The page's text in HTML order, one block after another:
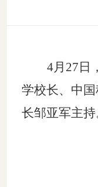
4月27日
学校长、中
长邹亚军主持